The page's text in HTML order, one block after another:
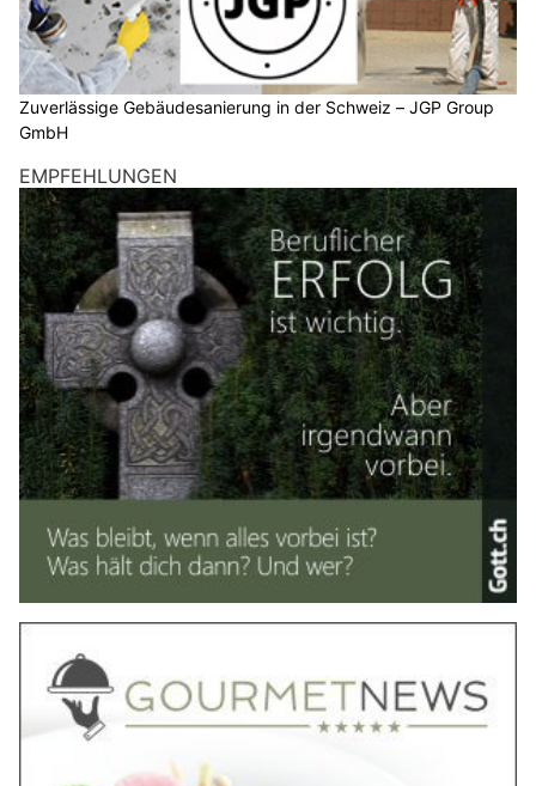
Zuverlässige Gebäudesanierung in der Schweiz – JGP Group
GmbH
EMPFEHLUNGEN